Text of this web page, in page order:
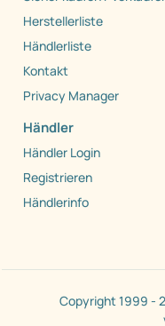
Herstellerliste
Händlerliste
Kontakt
Privacy Manager
Händler
Händler Login
Registrieren
Händlerinfo
Copyright 1999 -